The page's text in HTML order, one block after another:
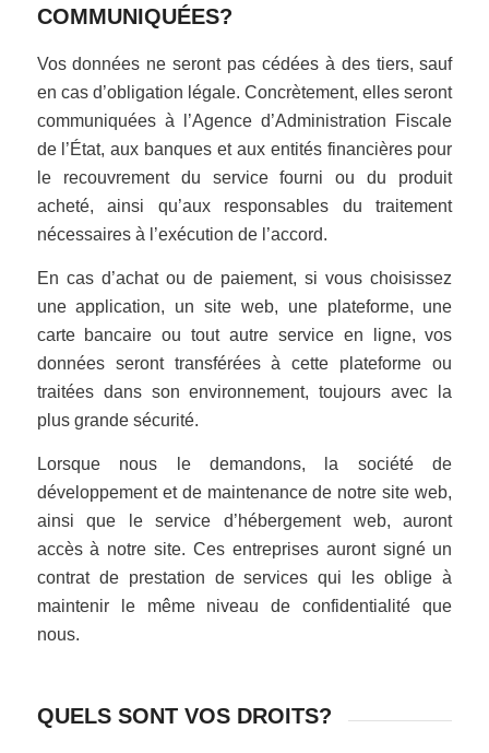
COMMUNIQUÉES?
Vos données ne seront pas cédées à des tiers, sauf
en cas d’obligation légale. Concrètement, elles seront
communiquées à l’Agence d’Administration Fiscale
de l’État, aux banques et aux entités financières pour
le recouvrement du service fourni ou du produit
acheté, ainsi qu’aux responsables du traitement
nécessaires à l’exécution de l’accord.
En cas d’achat ou de paiement, si vous choisissez
une application, un site web, une plateforme, une
carte bancaire ou tout autre service en ligne, vos
données seront transférées à cette plateforme ou
traitées dans son environnement, toujours avec la
plus grande sécurité.
Lorsque nous le demandons, la société de
développement et de maintenance de notre site web,
ainsi que le service d’hébergement web, auront
accès à notre site. Ces entreprises auront signé un
contrat de prestation de services qui les oblige à
maintenir le même niveau de confidentialité que
nous.
QUELS SONT VOS DROITS?